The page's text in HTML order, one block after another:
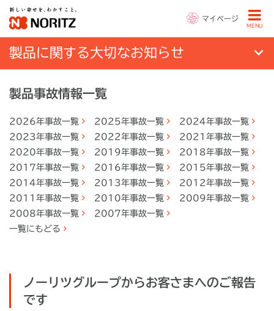
マイページ
MENU
製品に関する大切なお知らせ
製品事故情報一覧
2026年事故一覧 2025年事故一覧
2024年事故一覧
2023年事故一覧
2022年事故一覧
2021年事故一覧
2020年事故一覧
2019年事故一覧
2018年事故一覧
2017年事故一覧
2016年事故一覧
2015年事故一覧
2014年事故一覧
2013年事故一覧
2012年事故一覧
2011年事故一覧
2010年事故一覧
2009年事故一覧
2008年事故一覧
2007年事故一覧
一覧にもどる
ノーリツグループからお客さまへのご報告
です